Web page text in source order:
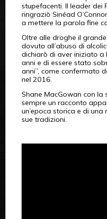
stupefacenti. Il leader dei
ringraziò Sinéad
a mettere la parola fine
Oltre alle droghe il
dovuto all’abuso di
dichiarò di aver iniziato a
anni e di essere stato
anni”, come confermato
nel 2016.
Shane MacGowan con la
sempre un racconto
un’epoca storica e di
sue tradizioni.